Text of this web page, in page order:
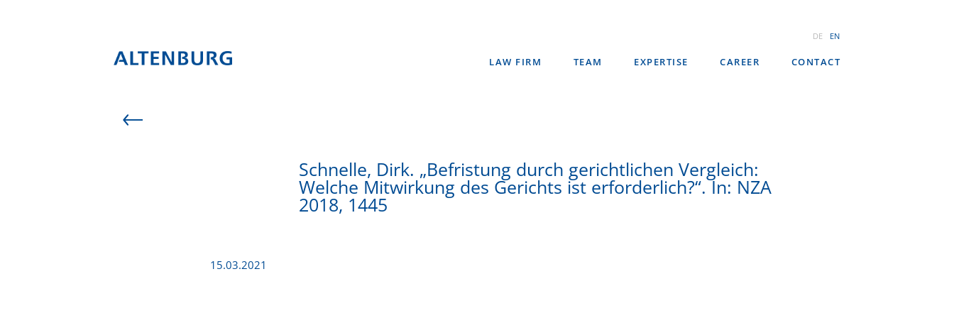
DE EN
LAW FIRM TEAM EXPERTISE CAREER CONTACT
Schnelle, Dirk. „Befristung durch gerichtlichen Vergleich:
Welche Mitwirkung des Gerichts ist erforderlich?“. In: NZA
2018, 1445
15.03.2021